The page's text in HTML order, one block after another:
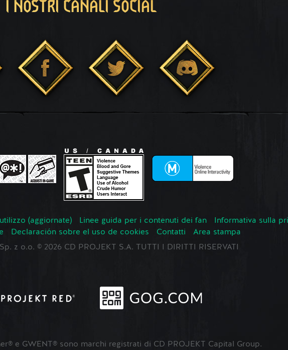
I NOSTRI CANALI SOCIAL
(aggiornate) Linee guida per i contenuti dei fan
Informativa sulla
Declaración sobre el uso de cookies Contatti
Area stampa
z o.o. © 2026 CD PROJEKT S.A. TUTTI I DIRITTI RISERVATI
e GWENT® sono marchi registrati di CD PROJEKT Capital Group.